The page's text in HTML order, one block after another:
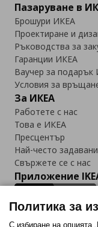
Пазаруване в
Брошури ИКЕА
Проектиране и
Ръководства за
Гаранции ИКЕА
Ваучер за подарък
Условия за
За ИКЕА
Работете с нас
Това е ИКЕА
Пресцентър
Най-често
Свържете се с нас
Приложение
Политика за
С избиране на опцията